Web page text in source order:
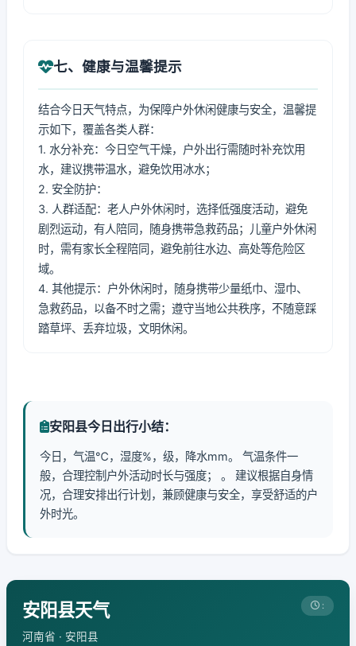
七、健康与温馨提示
结合今日天气特点，为保障户外休闲健康与安全，温馨提
示如下，覆盖各类人群：
1. 水分补充：今日空气干燥，户外出行需随时补充饮用
水，建议携带温水，避免饮用冰水；
2. 安全防护：
3. 人群适配：老人户外休闲时，选择低强度活动，避免
剧烈运动，有人陪同，随身携带急救药品；儿童户外休闲
时，需有家长全程陪同，避免前往水边、高处等危险区
域。
4. 其他提示：户外休闲时，随身携带少量纸巾、湿巾、
急救药品，以备不时之需；遵守当地公共秩序，不随意踩
踏草坪、丢弃垃圾，文明休闲。
安阳县今日出行小结：
今日，气温℃，湿度%，级，降水mm。 气温条件一
般，合理控制户外活动时长与强度； 。 建议根据自身情
况，合理安排出行计划，兼顾健康与安全，享受舒适的户
外时光。
安阳县天气
河南省 · 安阳县
: